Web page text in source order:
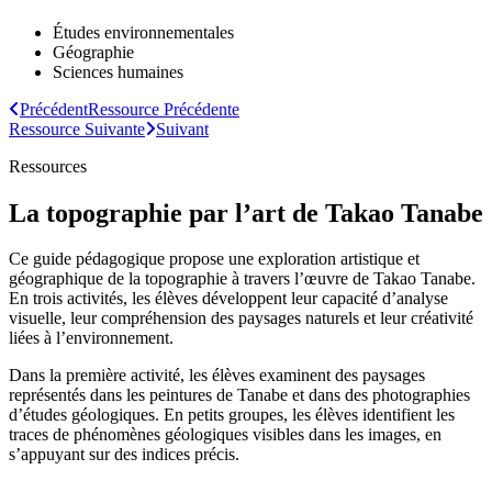
Études environnementales
Géographie
Sciences humaines
PrécédentRessource Précédente
Ressource Suivante
Suivant
Ressources
La topographie par l’art de Takao Tanabe
Ce guide pédagogique propose une exploration artistique et
géographique de la topographie à travers l’œuvre de Takao Tanabe.
En trois activités, les élèves développent leur capacité d’analyse
visuelle, leur compréhension des paysages naturels et leur créativité
liées à l’environnement.
Dans la première activité, les élèves examinent des paysages
représentés dans les peintures de Tanabe et dans des photographies
d’études géologiques. En petits groupes, les élèves identifient les
traces de phénomènes géologiques visibles dans les images, en
s’appuyant sur des indices précis.